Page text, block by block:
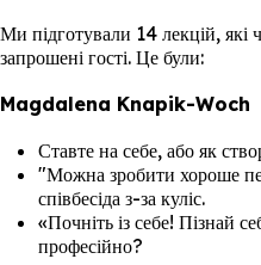
Ми підготували 14 лекцій, які
запрошені гості. Це були:
Magdalena Knapik-Woch
Ставте на себе, або як
"Можна зробити хороше
співбесіда з-за куліс.
«Почніть із себе! Пізнай
професійно?